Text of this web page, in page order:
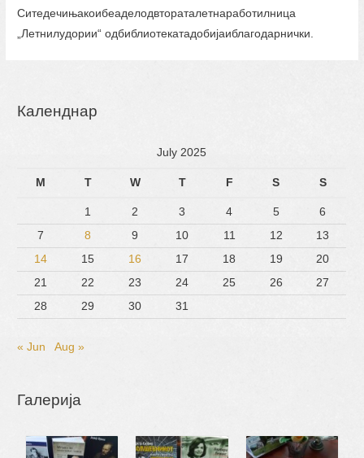
Ситедечињакоибеаделодвтораталетнаработилница
„Летнилудории“ одбиблиотекатадобијаиблагодарнички.
Календнар
July 2025
M T W T F S S
1 2 3 4 5
6
7
8 9 10 11 12
13
14
15 16 17 18 19
20
21
22 23 24 25 26
27
28
29 30 31
« Jun Aug »
Галерија